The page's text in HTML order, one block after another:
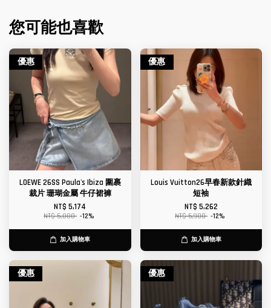
您可能也喜歡
優惠
LOEWE 26SS Paula's Ibiza 圍裹
裁片 珊瑚金屬 牛仔裙褲
NT$ 5,174
NT$ 5,880 -12%
加入購物車
優惠
Louis Vuitton26早春新款針織
短袖
NT$ 5,262
NT$ 5,980 -12%
加入購物車
優惠 優惠